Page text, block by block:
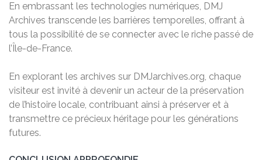
En embrassant les technologies numériques, DMJ
Archives transcende les barrières temporelles, offrant à
tous la possibilité de se connecter avec le riche passé de
l’Île-de-France.
En explorant les archives sur DMJarchives.org, chaque
visiteur est invité à devenir un acteur de la préservation
de l’histoire locale, contribuant ainsi à préserver et à
transmettre ce précieux héritage pour les générations
futures.